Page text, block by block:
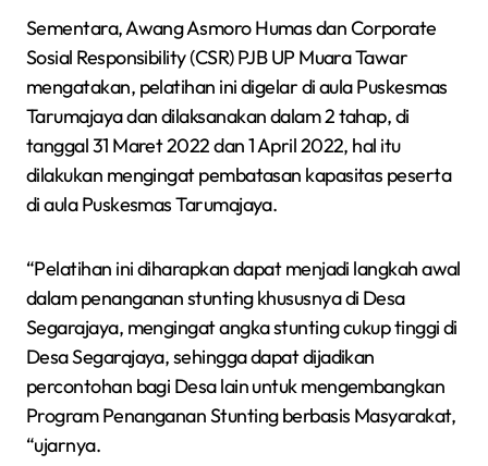
Sementara, Awang Asmoro Humas dan Corporate
Sosial Responsibility (CSR) PJB UP Muara Tawar
mengatakan, pelatihan ini digelar di aula Puskesmas
Tarumajaya dan dilaksanakan dalam 2 tahap, di
tanggal 31 Maret 2022 dan 1 April 2022, hal itu
dilakukan mengingat pembatasan kapasitas peserta
di aula Puskesmas Tarumajaya.
“Pelatihan ini diharapkan dapat menjadi langkah awal
dalam penanganan stunting khususnya di Desa
Segarajaya, mengingat angka stunting cukup tinggi di
Desa Segarajaya, sehingga dapat dijadikan
percontohan bagi Desa lain untuk mengembangkan
Program Penanganan Stunting berbasis Masyarakat,
“ujarnya.